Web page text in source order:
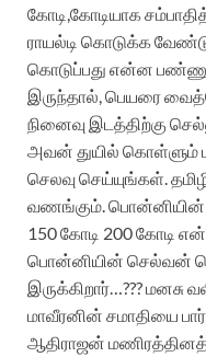
கோடி கோடியாக
ராயல்டி கொடுக்க
கொடுப்பது என்ன
இருந்தால் பெயரை
நினைவு இடத்திற்கு
அவன் துயில் கொள்ளும்
செலவு செய்யுங்கள்
வணங்கும் பொன்னியின்
150கோடி 200கோடி
பொன்னியின் செல்வன்
இருக்கிறார் …???மனசு
மாவீரனின் சமாதியை
ஆதிராஜன்